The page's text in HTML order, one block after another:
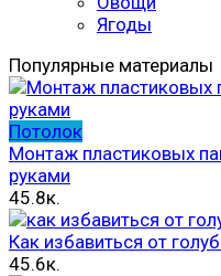
Ягоды
Популярные материалы
Потолок
Монтаж пластиковых
руками
45.8к.
Как избавиться от
45.6к.